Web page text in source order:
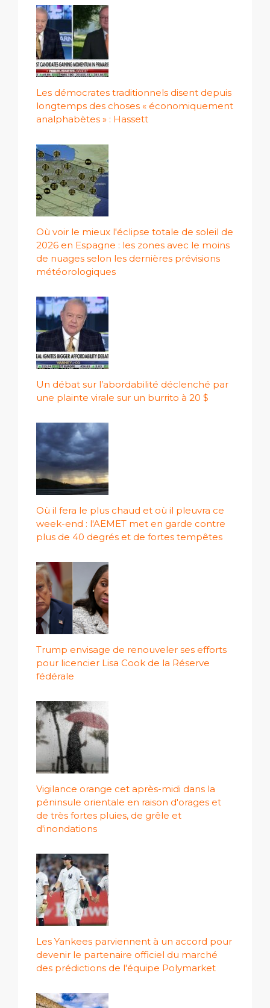
Les démocrates traditionnels disent depuis
longtemps des choses « économiquement
analphabètes » : Hassett
Où voir le mieux l'éclipse totale de soleil de
2026 en Espagne : les zones avec le moins
de nuages ​​selon les dernières prévisions
météorologiques
Un débat sur l’abordabilité déclenché par
une plainte virale sur un burrito à 20 $
Où il fera le plus chaud et où il pleuvra ce
week-end : l'AEMET met en garde contre
plus de 40 degrés et de fortes tempêtes
Trump envisage de renouveler ses efforts
pour licencier Lisa Cook de la Réserve
fédérale
Vigilance orange cet après-midi dans la
péninsule orientale en raison d'orages et
de très fortes pluies, de grêle et
d'inondations
Les Yankees parviennent à un accord pour
devenir le partenaire officiel du marché
des prédictions de l'équipe Polymarket